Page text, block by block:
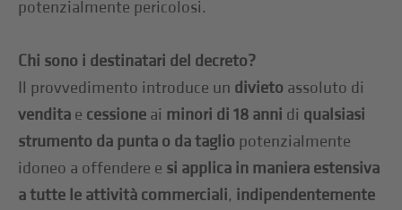
potenzialmente pericolosi.
Chi sono i destinatari del decreto?
Il provvedimento introduce un divieto assoluto di
vendita e cessione ai minori di 18 anni di qualsiasi
strumento da punta o da taglio potenzialmente
idoneo a offendere e si applica in maniera estensiva
a tutte le attività commerciali, indipendentemente